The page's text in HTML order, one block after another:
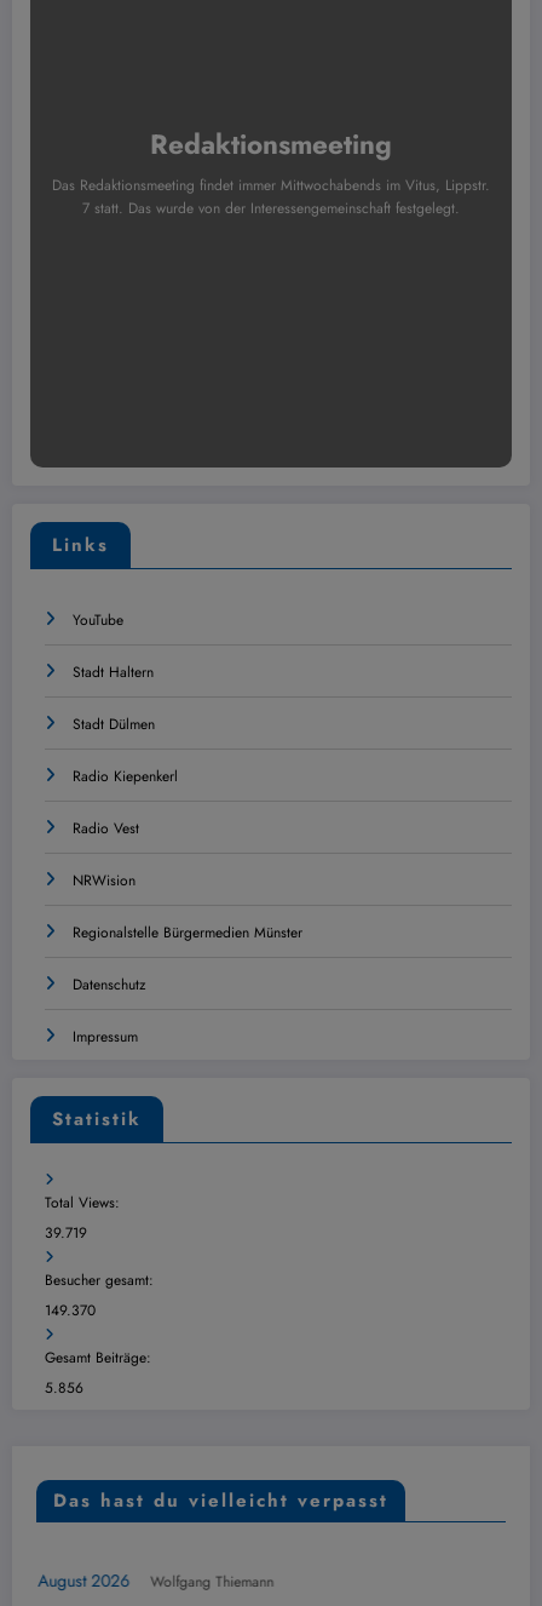
Redaktionsmeeting
Das Redaktionsmeeting findet immer Mittwochabends im Vitus, Lippstr.
7 statt. Das wurde von der Interessengemeinschaft festgelegt.
Links
YouTube
Stadt Haltern
Stadt Dülmen
Radio Kiepenkerl
Radio Vest
NRWision
Regionalstelle Bürgermedien Münster
Datenschutz
Impressum
Statistik
Total Views:
39.719
Besucher gesamt:
149.370
Gesamt Beiträge:
5.856
Das hast du vielleicht verpasst
6. August 2026